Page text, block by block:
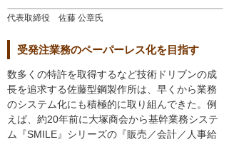
代表取締役 佐藤 公章氏
受発注業務のペーパーレス化を目指す
数多くの特許を取得するなど技術ドリブンの成
長を追求する佐藤型鋼製作所は、早くから業務
のシステム化にも積極的に取り組んできた。例
えば、約20年前に大塚商会から基幹業務システ
ム『SMILE』シリーズの『販売／会計／人事給